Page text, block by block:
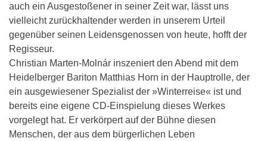
auch ein Ausgestoßener in seiner Zeit war, lässt uns
vielleicht zurückhaltender werden in unserem Urteil
gegenüber seinen Leidensgenossen von heute, hofft der
Regisseur.
Christian Marten-Molnár inszeniert den Abend mit dem
Heidelberger Bariton Matthias Horn in der Hauptrolle, der
ein ausgewiesener Spezialist der »Winterreise« ist und
bereits eine eigene CD-Einspielung dieses Werkes
vorgelegt hat. Er verkörpert auf der Bühne diesen
Menschen, der aus dem bürgerlichen Leben